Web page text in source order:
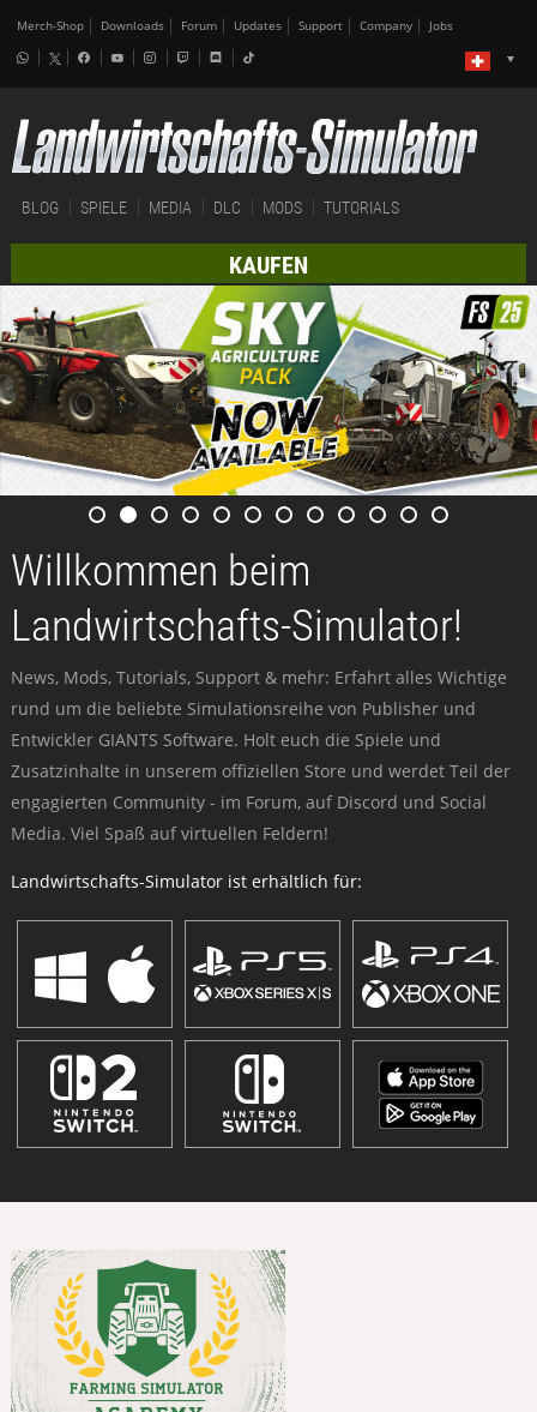
Merch-Shop Downloads Forum Updates Support Company Jobs
BLOG SPIELE MEDIA DLC MODS TUTORIALS
KAUFEN
Willkommen beim
Landwirtschafts-Simulator!
News, Mods, Tutorials, Support & mehr: Erfahrt alles Wichtige
rund um die beliebte Simulationsreihe von Publisher und
Entwickler GIANTS Software. Holt euch die Spiele und
Zusatzinhalte in unserem offiziellen Store und werdet Teil der
engagierten Community - im Forum, auf Discord und Social
Media. Viel Spaß auf virtuellen Feldern!
Landwirtschafts-Simulator ist erhältlich für: